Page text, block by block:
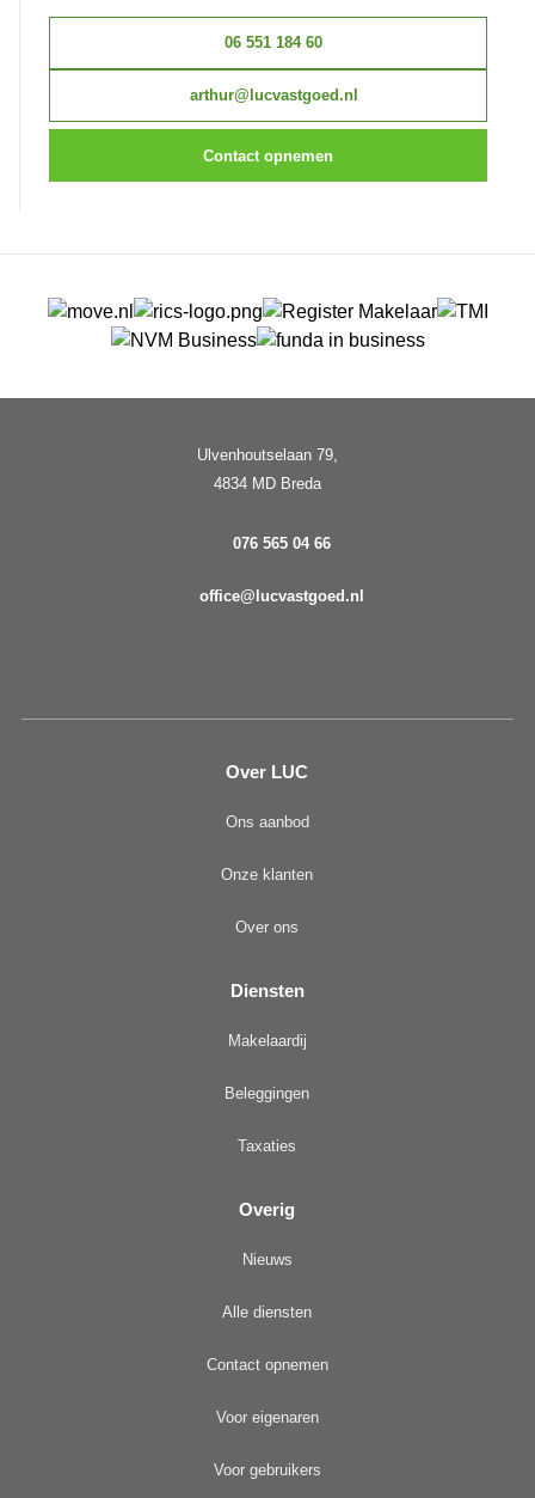
06 551 184 60
arthur@lucvastgoed.nl
Contact opnemen
Ulvenhoutselaan 79,
4834 MD Breda
076 565 04 66
office@lucvastgoed.nl
Over LUC
Ons aanbod
Onze klanten
Over ons
Diensten
Makelaardij
Beleggingen
Taxaties
Overig
Nieuws
Alle diensten
Contact opnemen
Voor eigenaren
Voor gebruikers